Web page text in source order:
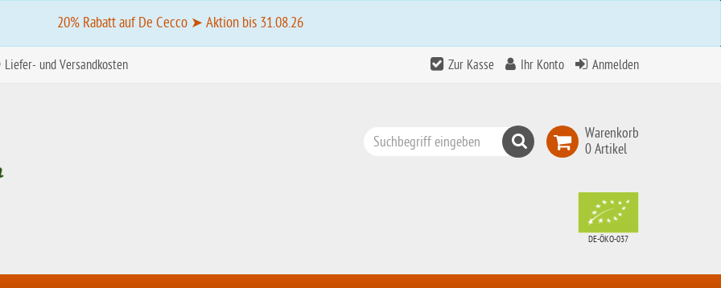
20% Rabatt auf De Cecco ➤ Aktion bis 31.08.26
Liefer- und Versandkosten Zur Kasse Ihr Konto Anmelden
Warenkorb
0 Artikel
Suchen
DE-ÖKO-037